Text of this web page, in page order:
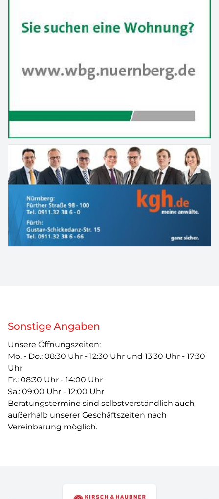
Sonstige Angaben
Unsere Öffnungszeiten:
Mo. - Do.: 08:30 Uhr - 12:30 Uhr und 13:30 Uhr - 17:30
Uhr
Fr.: 08:30 Uhr - 14:00 Uhr
Sa.: 09:00 Uhr - 12:00 Uhr
Beratungstermine sind selbstverständlich auch
außerhalb unserer Geschäftszeiten nach
Vereinbarung möglich.